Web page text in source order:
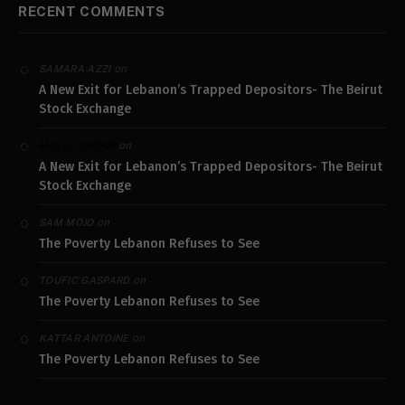
RECENT COMMENTS
SAMARA AZZIon
A New Exit for Lebanon’s Trapped Depositors- The Beirut
Stock Exchange
on
A New Exit for Lebanon’s Trapped Depositors- The Beirut
Stock Exchange
SAM MOJO on
The Poverty Lebanon Refuses to See
TOUFIC GASPARD on
The Poverty Lebanon Refuses to See
KATTAR ANTOINEon
The Poverty Lebanon Refuses to See